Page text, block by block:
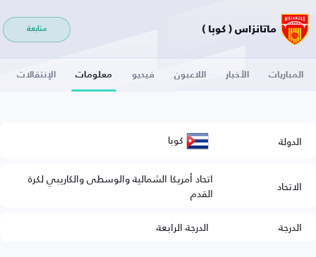
ماتانزاس ( كوبا ) متابعة
المباريات الأخبار اللاعبون فيديو معلومات الإنتقالات
الدولة كوبا
الاتحاد اتحاد أمريكا الشمالية والوسطى والكاريبي لكرة
القدم
الدرجة
الدرجة الرابعة